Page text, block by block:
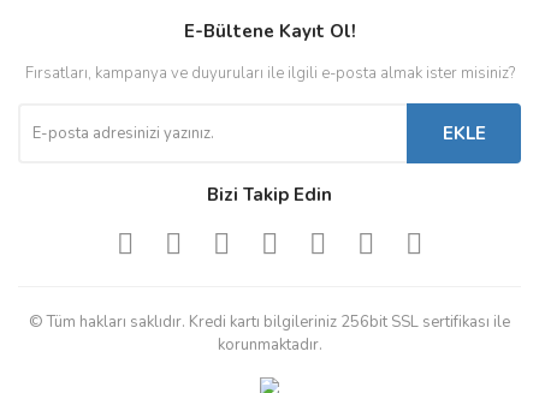
E-Bültene Kayıt Ol!
Fırsatları, kampanya ve duyuruları ile ilgili e-posta almak ister misiniz?
EKLE
Bizi Takip Edin
© Tüm hakları saklıdır. Kredi kartı bilgileriniz 256bit SSL sertifikası ile
korunmaktadır.